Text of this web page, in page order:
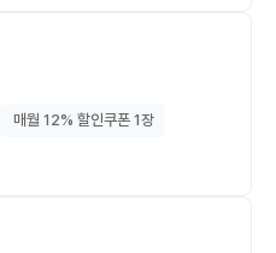
매월 12% 할인쿠폰 1장